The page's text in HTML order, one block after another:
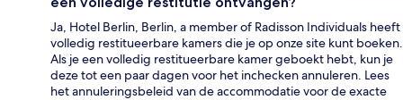
Ja, Hotel Berlin, Berlin, a member of Radisson Individuals heeft
volledig restitueerbare kamers die je op onze site kunt boeken.
Als je een volledig restitueerbare kamer geboekt hebt, kun je
deze tot een paar dagen voor het inchecken annuleren. Lees
het annuleringsbeleid van de accommodatie voor de exacte